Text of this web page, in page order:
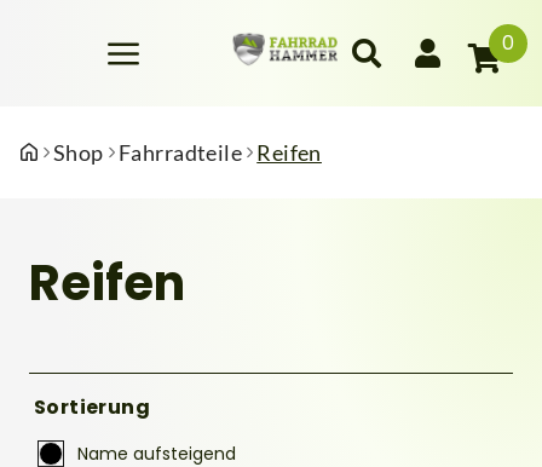
0
Shop Fahrradteile Reifen
Reifen
Sortierung
Name aufsteigend